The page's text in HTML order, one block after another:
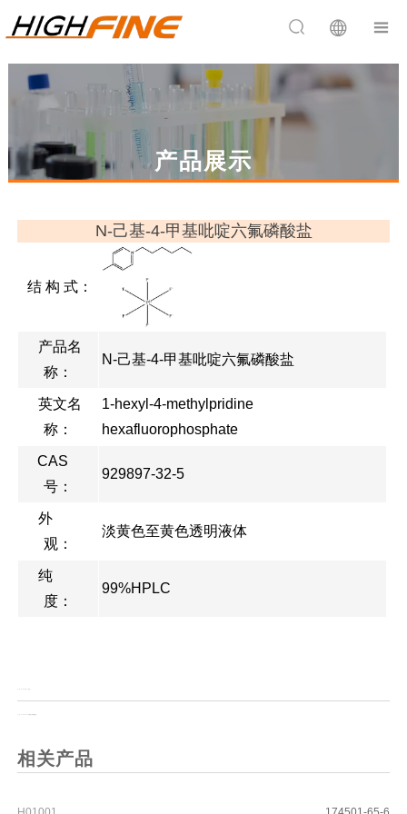
 
产品展示
N-己基-4-甲基吡啶六氟磷酸盐
结 构 式：
产品名
称：
N-己基-4-甲基吡啶六氟磷酸盐
英文名
称：
1-hexyl-4-methylpridine
hexafluorophosphate
CAS
号：
929897-32-5
外
观：
淡黄色至黄色透明液体
纯
度：
99%HPLC
相关产品